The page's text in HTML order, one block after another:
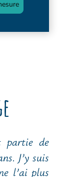
partie de
J’y suis
l’ai plus